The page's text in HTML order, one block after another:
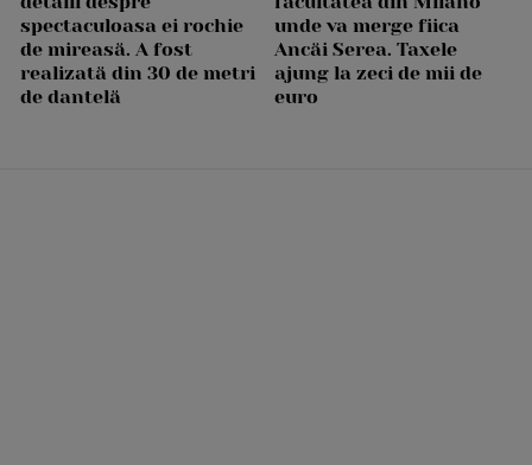
spectaculoasa ei rochie
de mireasă. A fost
realizată din 30 de metri
de dantelă
unde va merge fiica
Ancăi Serea. Taxele
ajung la zeci de mii de
euro